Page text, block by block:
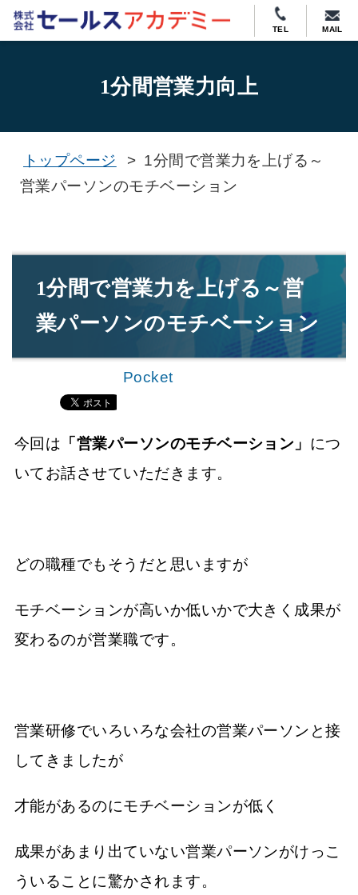
TEL MAIL
1分間営業力向上
トップページ > 1分間で営業力を上げる～
営業パーソンのモチベーション
1分間で営業力を上げる～営
業パーソンのモチベーション
Pocket
今回は 「営業パーソンのモチベーション」 につ
いてお話させていただきます。
どの職種でもそうだと思いますが
モチベーションが高いか低いかで大きく成果が
変わるのが営業職です。
営業研修でいろいろな会社の営業パーソンと接
してきましたが
才能があるのにモチベーションが低く
成果があまり出ていない営業パーソンがけっこ
ういることに驚かされます。